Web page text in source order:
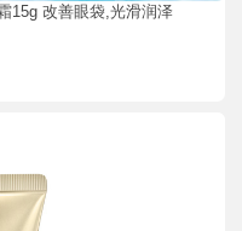
15g 改善眼袋,光滑润泽